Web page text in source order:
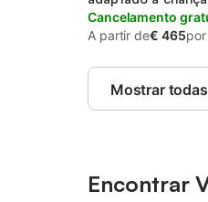
Cancelamento
A partir de€ 465
Mostrar
Encontrar